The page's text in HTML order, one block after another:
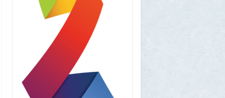
4 августа 2026, 20:06
Артемий о текущем моменте
3 августа 2026, 21:32
Почему укусы насекомых зудят и
Voldemar
3 августа 2026, 20:17
Как гиганты с Фаэтона и пришельцы из
Нибиру строили цивилизации на Земле
25